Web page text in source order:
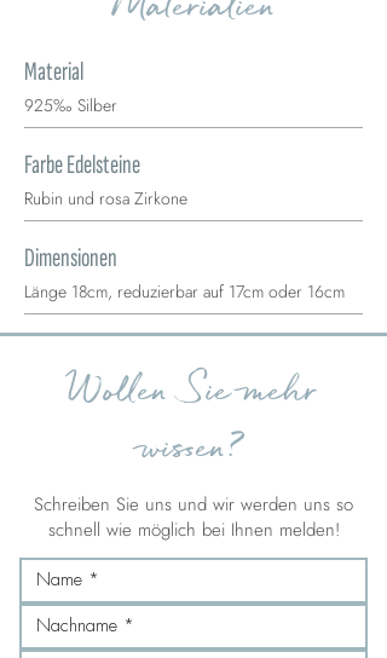
Material
925‰ Silber
Farbe Edelsteine
Rubin und rosa Zirkone
Dimensionen
Länge 18cm, reduzierbar auf 17cm oder 16cm
Wollen Sie mehr
wissen?
Schreiben Sie uns und wir werden uns so
schnell wie möglich bei Ihnen melden!